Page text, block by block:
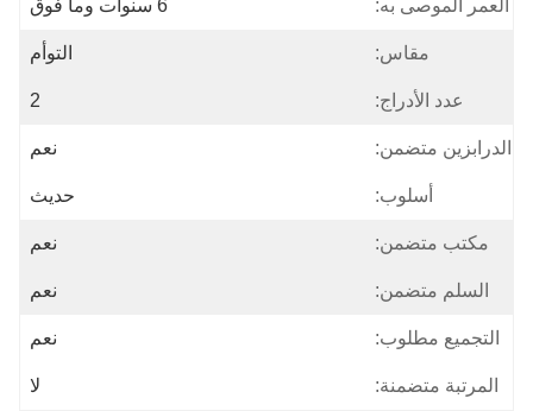
العمر الموصى به: 6 سنوات وما فوق
مقاس: التوأم
عدد الأدراج: 2
الدرابزين متضمن: نعم
أسلوب: حديث
مكتب متضمن: نعم
السلم متضمن: نعم
التجميع مطلوب: نعم
المرتبة متضمنة: لا